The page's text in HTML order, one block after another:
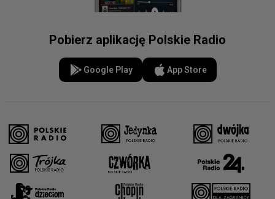
Pobierz aplikację Polskie Radio
Google Play App Store